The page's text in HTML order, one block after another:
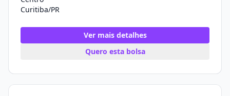
Curitiba/PR
Ver mais detalhes
Quero esta bolsa